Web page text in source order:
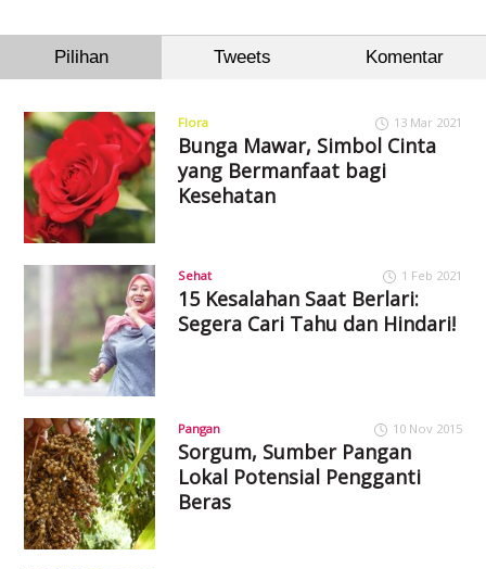
Pilihan Tweets Komentar
Flora 13 Mar 2021
Bunga Mawar, Simbol Cinta
yang Bermanfaat bagi
Kesehatan
Sehat 1 Feb 2021
15 Kesalahan Saat Berlari:
Segera Cari Tahu dan Hindari!
Pangan 10 Nov 2015
Sorgum, Sumber Pangan
Lokal Potensial Pengganti
Beras